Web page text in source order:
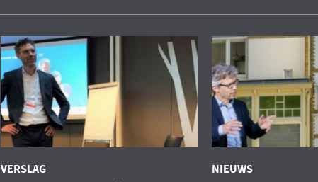
VERSLAG NIEUWS